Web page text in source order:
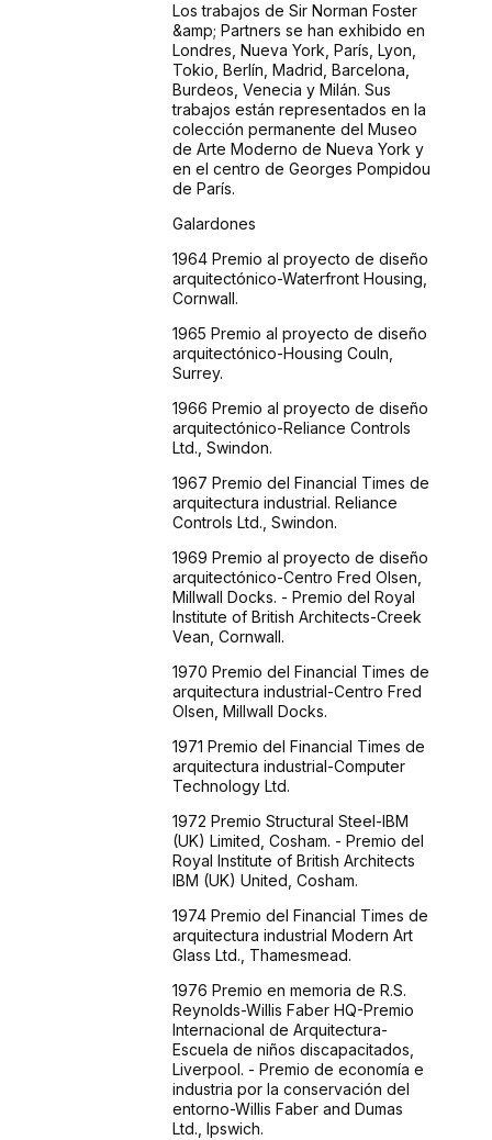
Los trabajos de Sir Norman Foster
&amp; Partners se han exhibido en
Londres, Nueva York, París, Lyon,
Tokio, Berlín, Madrid, Barcelona,
Burdeos, Venecia y Milán. Sus
trabajos están representados en la
colección permanente del Museo
de Arte Moderno de Nueva York y
en el centro de Georges Pompidou
de París.
Galardones
1964 Premio al proyecto de diseño
arquitectónico-Waterfront Housing,
Cornwall.
1965 Premio al proyecto de diseño
arquitectónico-Housing Couln,
Surrey.
1966 Premio al proyecto de diseño
arquitectónico-Reliance Controls
Ltd., Swindon.
1967 Premio del Financial Times de
arquitectura industrial. Reliance
Controls Ltd., Swindon.
1969 Premio al proyecto de diseño
arquitectónico-Centro Fred Olsen,
Millwall Docks. - Premio del Royal
Institute of British Architects-Creek
Vean, Cornwall.
1970 Premio del Financial Times de
arquitectura industrial-Centro Fred
Olsen, Millwall Docks.
1971 Premio del Financial Times de
arquitectura industrial-Computer
Technology Ltd.
1972 Premio Structural Steel-IBM
(UK) Limited, Cosham. - Premio del
Royal Institute of British Architects
IBM (UK) United, Cosham.
1974 Premio del Financial Times de
arquitectura industrial Modern Art
Glass Ltd., Thamesmead.
1976 Premio en memoria de R.S.
Reynolds-Willis Faber HQ-Premio
Internacional de Arquitectura-
Escuela de niños discapacitados,
Liverpool. - Premio de economía e
industria por la conservación del
entorno-Willis Faber and Dumas
Ltd., Ipswich.